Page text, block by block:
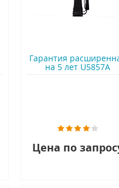
Гарантия
на 5 лет U5857A
Цена по